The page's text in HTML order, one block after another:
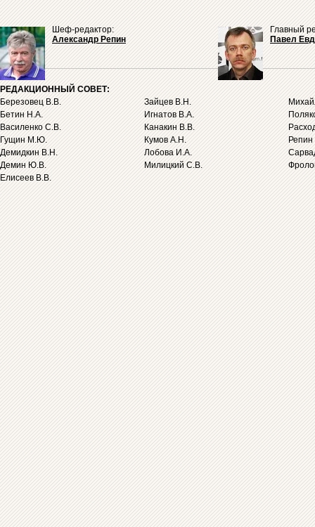
Шеф-редактор:
Александр Репин
Главный
Павел
РЕДАКЦИОННЫЙ СОВЕТ:
Березовец В.В.
Бетин Н.А.
Василенко С.В.
Гущин М.Ю.
Демидкин В.Н.
Демин Ю.В.
Елисеев В.В.
Зайцев В.Н.
Игнатов В.А.
Канакин В.В.
Кумов А.Н.
Лобова И.А.
Милицкий С.В.
Репин